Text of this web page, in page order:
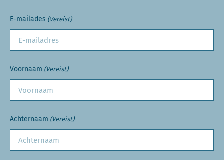
E-mailades (Vereist)
Voornaam (Vereist)
Achternaam (Vereist)